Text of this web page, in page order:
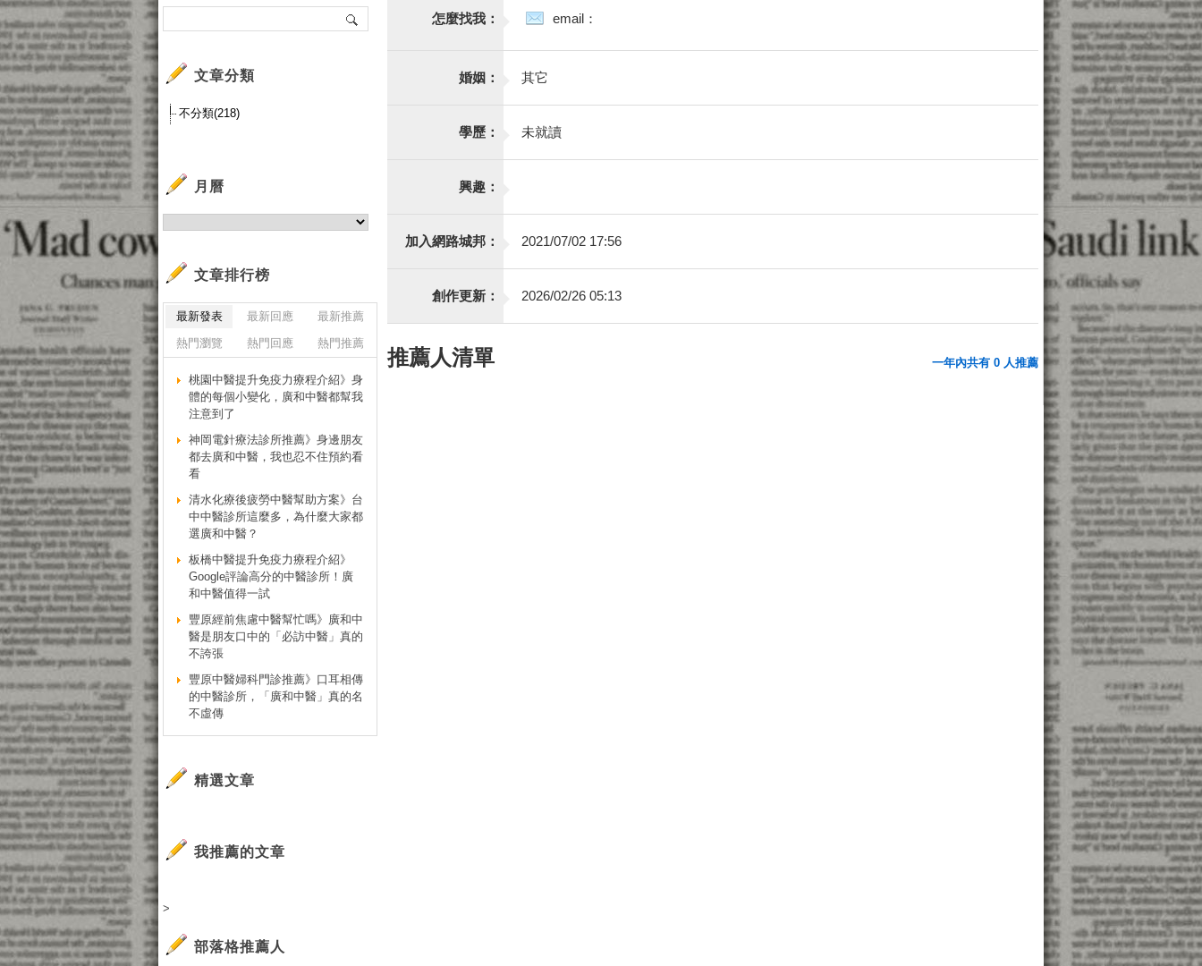
怎麼找我： email：
婚姻： 其它
學歷： 未就讀
興趣：
加入網路城邦： 2021/07/02 17:56
創作更新： 2026/02/26 05:13
推薦人清單 一年內共有 0 人推薦
文章分類
不分類(218)
月曆
文章排行榜
最新發表 最新回應
最新推薦
熱門瀏覽
熱門回應 熱門推薦
桃園中醫提升免疫力療程介紹》身
體的每個小變化，廣和中醫都幫我
注意到了
神岡電針療法診所推薦》身邊朋友
都去廣和中醫，我也忍不住預約看
看
清水化療後疲勞中醫幫助方案》台
中中醫診所這麼多，為什麼大家都
選廣和中醫？
板橋中醫提升免疫力療程介紹》
Google評論高分的中醫診所！廣
和中醫值得一試
豐原經前焦慮中醫幫忙嗎》廣和中
醫是朋友口中的「必訪中醫」真的
不誇張
豐原中醫婦科門診推薦》口耳相傳
的中醫診所，「廣和中醫」真的名
不虛傳
精選文章
我推薦的文章
>
部落格推薦人